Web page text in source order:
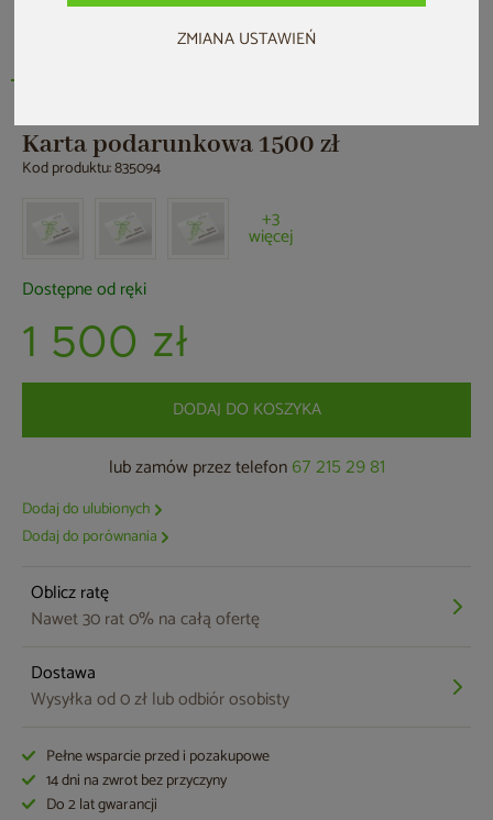
ZMIANA USTAWIEŃ
Karta podarunkowa 1500 zł
Kod produktu: 835094
+3
więcej
Dostępne od ręki
1 500 zł
DODAJ DO KOSZYKA
lub zamów przez telefon 67 215 29 81
Dodaj do ulubionych
Dodaj do porównania
Oblicz ratę
Nawet 30 rat 0% na całą ofertę
Dostawa
Wysyłka od 0 zł lub odbiór osobisty
Pełne wsparcie przed i pozakupowe
14 dni na zwrot bez przyczyny
Do 2 lat gwarancji